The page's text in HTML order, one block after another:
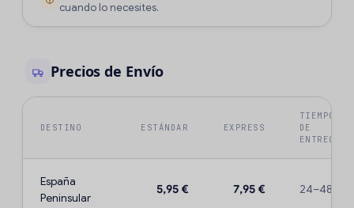
cuando lo necesites.
Precios de Envío
DESTINO ESTÁNDAR EXPRESS
TIEMPO
DE
ENTREGA
España
Peninsular
5,95 € 7,95 € 24–48 h